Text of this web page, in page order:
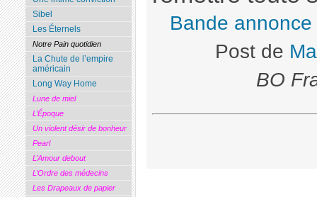
Bande annonce
Post de
BO
Sibel
Les Éternels
Notre Pain quotidien
La Chute de l’empire
américain
Long Way Home
Lune de miel
L’Époque
Un violent désir de bonheur
Pearl
L’Amour debout
L’Ordre des médecins
Les Drapeaux de papier